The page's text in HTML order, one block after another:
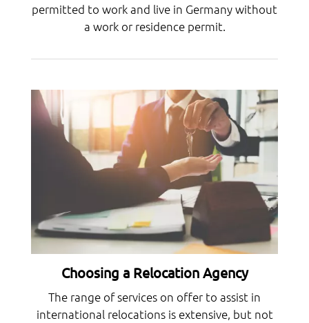
permitted to work and live in Germany without
a work or residence permit.
Choosing a Relocation Agency
The range of services on offer to assist in
international relocations is extensive, but not